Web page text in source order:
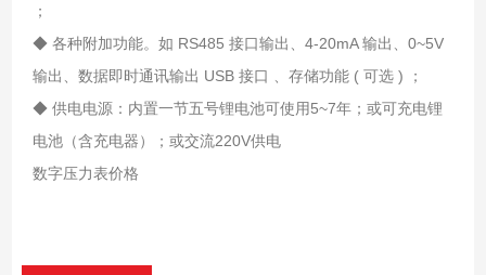
；
◆ 各种附加功能。如 RS485 接口输出、4-20mA 输出、0~5V
输出、数据即时通讯输出 USB 接口 、存储功能 ( 可选 ) ；
◆ 供电电源：内置一节五号锂电池可使用5~7年；或可充电锂
电池（含充电器）；或交流220V供电
数字压力表价格